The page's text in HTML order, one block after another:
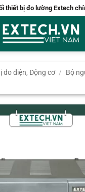
thiết bị đo lường Extech
đo điện, Động cơ /
Bộ